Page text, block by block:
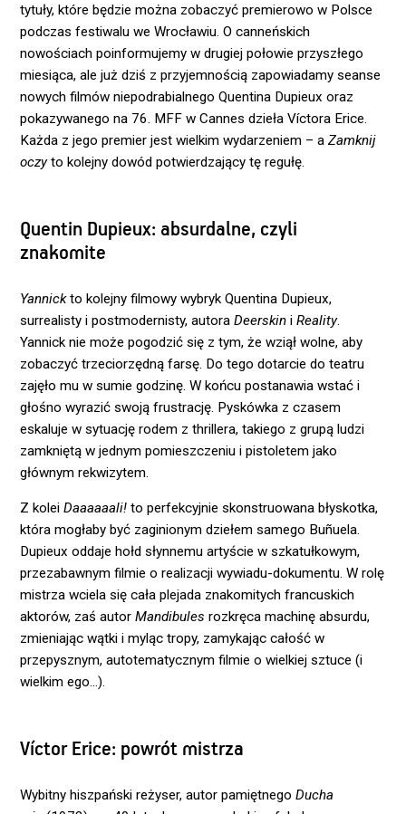
tytuły, które będzie można zobaczyć premierowo w Polsce
podczas festiwalu we Wrocławiu. O canneńskich
nowościach poinformujemy w drugiej połowie przyszłego
miesiąca, ale już dziś z przyjemnością zapowiadamy seanse
nowych filmów niepodrabialnego Quentina Dupieux oraz
pokazywanego na 76. MFF w Cannes dzieła Víctora Erice.
Każda z jego premier jest wielkim wydarzeniem – aZamknij
oczyto kolejny dowód potwierdzający tę regułę.
Quentin Dupieux: absurdalne, czyli
znakomite
Yannickto kolejny filmowy wybryk Quentina Dupieux,
surrealisty i postmodernisty, autoraDeerskin iReality.
Yannick nie może pogodzić się z tym, że wziął wolne, aby
zobaczyć trzeciorzędną farsę. Do tego dotarcie do teatru
zajęło mu w sumie godzinę. W końcu postanawia wstać i
głośno wyrazić swoją frustrację. Pyskówka z czasem
eskaluje w sytuację rodem z thrillera, takiego z grupą ludzi
zamkniętą w jednym pomieszczeniu i pistoletem jako
głównym rekwizytem.
Z koleiDaaaaaali! to perfekcyjnie skonstruowana błyskotka,
która mogłaby być zaginionym dziełem samego Buñuela.
Dupieux oddaje hołd słynnemu artyście w szkatułkowym,
przezabawnym filmie o realizacji wywiadu-dokumentu. W rolę
mistrza wciela się cała plejada znakomitych francuskich
aktorów, zaś autorMandibules rozkręca machinę absurdu,
zmieniając wątki i myląc tropy, zamykając całość w
przepysznym, autotematycznym filmie o wielkiej sztuce (i
wielkim ego…).
Víctor Erice: powrót mistrza
Wybitny hiszpański reżyser, autor pamiętnegoDucha